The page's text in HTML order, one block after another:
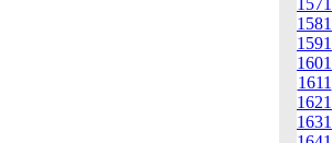
1571
1581
1591
1601
1611
1621
1631